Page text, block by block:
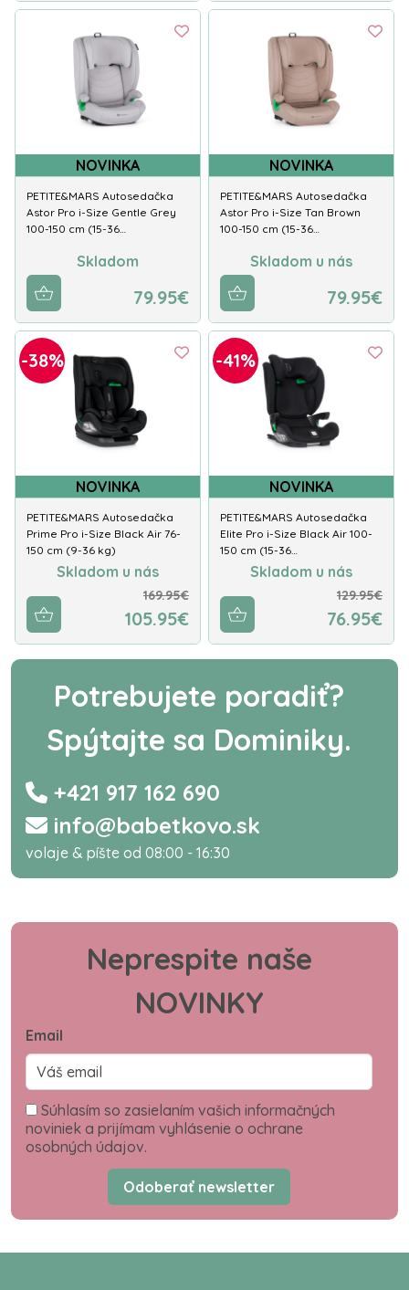
NOVINKA
PETITE&MARS Autosedačka
Astor Pro i-Size Gentle Grey
100-150 cm (15-36…
Skladom
79.95€
NOVINKA
PETITE&MARS Autosedačka
Astor Pro i-Size Tan Brown
100-150 cm (15-36…
Skladom u nás
79.95€
-38%
NOVINKA
PETITE&MARS Autosedačka
Prime Pro i-Size Black Air 76-
150 cm (9-36 kg)
Skladom u nás
169.95€
105.95€
-41%
NOVINKA
PETITE&MARS Autosedačka
Elite Pro i-Size Black Air 100-
150 cm (15-36…
Skladom u nás
129.95€
76.95€
Potrebujete poradiť?
Spýtajte sa Dominiky.
+421 917 162 690
info@babetkovo.sk
volaje & píšte od 08:00 - 16:30
Neprespite naše
NOVINKY
Email
Súhlasím so zasielaním vašich informačných
noviniek a prijímam vyhlásenie o ochrane
osobných údajov.
Odoberať newsletter